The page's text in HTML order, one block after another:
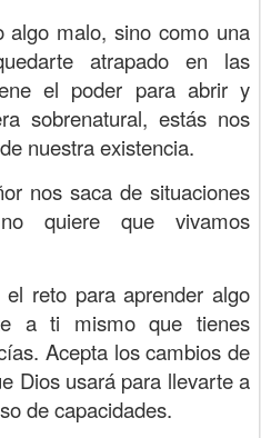
algo malo, sino como una
atrapado en las
el poder para abrir y
sobrenatural, estás nos
nuestra existencia.
nos saca de situaciones
quiere que vivamos
reto para aprender algo
a ti mismo que tienes
Acepta los cambios de
Dios usará para llevarte a
de capacidades.